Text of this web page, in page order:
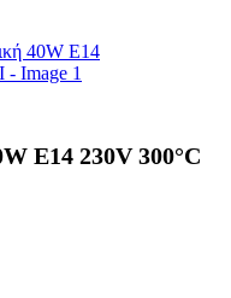
E14 230V 300°C